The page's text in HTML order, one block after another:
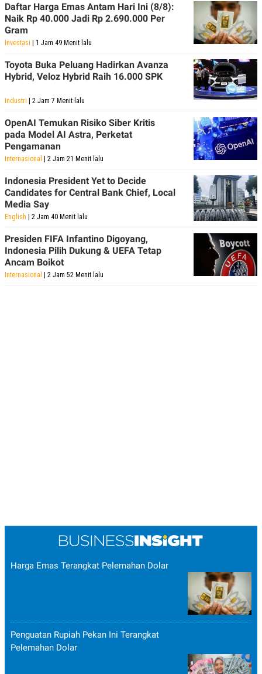
Daftar Harga Emas Antam Hari Ini (8/8):
Naik Rp 40.000 Jadi Rp 2.690.000 Per
Gram
Investasi | 1 Jam 49 Menit lalu
Toyota Buka Peluang Hadirkan Avanza
Hybrid, Veloz Hybrid Raih 16.000 SPK
Industri | 2 Jam 7 Menit lalu
OpenAI Temukan Risiko Siber Kritis
pada Model AI Astra, Perketat
Pengamanan
Internasional | 2 Jam 21 Menit lalu
Indonesia President Yet to Decide
Candidates for Central Bank Chief, Local
Media Say
English | 2 Jam 40 Menit lalu
Presiden FIFA Infantino Digoyang,
Indonesia Pilih Dukung & UEFA Tetap
Ancam Boikot
Internasional | 2 Jam 52 Menit lalu
Harga Emas Terangkat Pelemahan Dolar
Penguatan Rupiah Pekan Ini Terangkat
Pelemahan Dolar